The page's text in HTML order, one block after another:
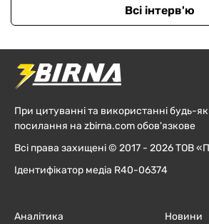
Всі інтерв'ю
При цитуванні та використанні будь-
посилання на zbirna.com обов'язкове
Всі права захищені © 2017 - 2026 ТОВ
Ідентифікатор медіа R40-06374
Аналітика
Новини